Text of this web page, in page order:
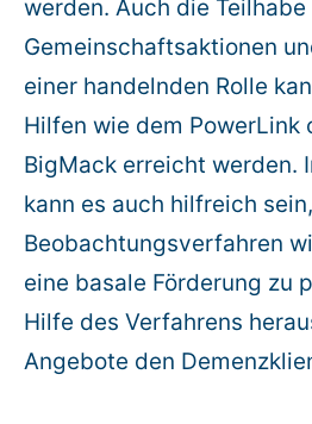
werden. Auch die Teilhabe
Gemeinschaftsaktionen
einer handelnden Rolle
Hilfen wie dem PowerLink
BigMack erreicht werden.
kann es auch hilfreich
Beobachtungsverfahren
eine basale Förderung zu
Hilfe des Verfahrens
Angebote den